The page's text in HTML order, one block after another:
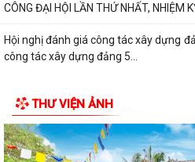
CÔNG ĐẠI HỘI LẦN THỨ NHẤT, NHIỆM
Hội nghị đánh giá công tác xây dựng
công tác xây dựng đảng 5...
2026
Xã nhà tổ chức Hội nghị gặp mặt các
chốt của địa phương qua...
THƯ VIỆN ẢNH